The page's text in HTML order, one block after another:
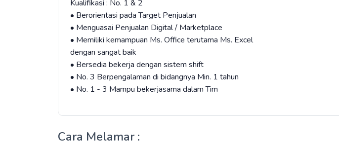
Kualifikasi : No. 1 & 2
• Berorientasi pada Target Penjualan
• Menguasai Penjualan Digital / Marketplace
• Memiliki kemampuan Ms. Office terutama Ms. Excel
dengan sangat baik
• Bersedia bekerja dengan sistem shift
• No. 3 Berpengalaman di bidangnya Min. 1 tahun
• No. 1 - 3 Mampu bekerjasama dalam Tim
Cara Melamar :